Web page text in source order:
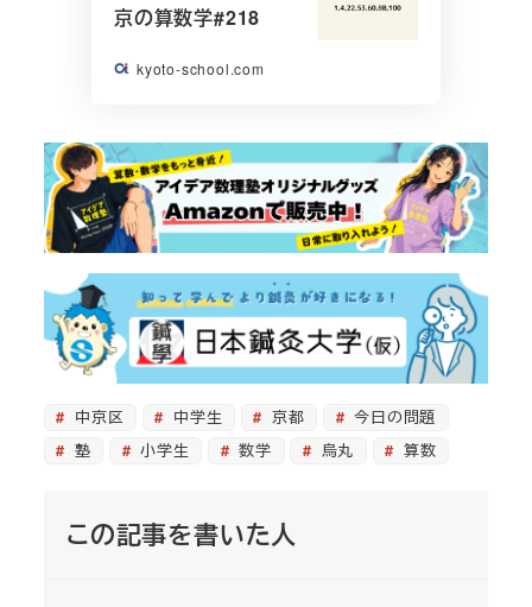
京の算数学#218
kyoto-school.com
中京区 中学生 京都
今日の問題
塾
小学生 数学 烏丸 算数
この記事を書いた人